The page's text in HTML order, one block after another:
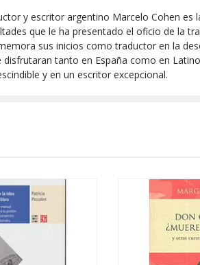
y escritor argentino Marcelo Cohen es
que le ha presentado el oficio de la
sus inicios como traductor en la
tanto en España como en
y en un escritor excepcional.